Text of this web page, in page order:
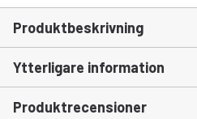
Produktbeskrivning
Ytterligare information
Produktrecensioner